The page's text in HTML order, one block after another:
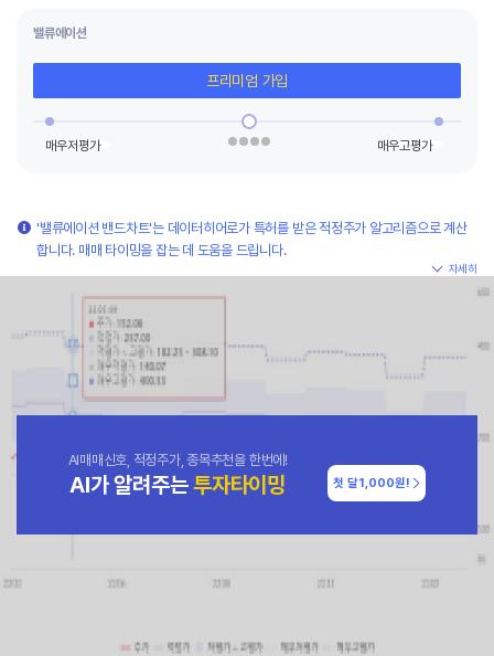
밸류에이션
프리미엄 가입
'밸류에이션 밴드차트'는 데이터히어로가 특허를 받은 적정주가 알고리즘으로 계산
합니다. 매매 타이밍을 잡는 데 도움을 드립니다.
자세히
AI매매신호, 적정주가, 종목추천을 한번에!
AI가 알려주는투자타이밍 첫 달1,000원!